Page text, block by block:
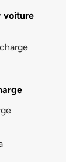
voiture